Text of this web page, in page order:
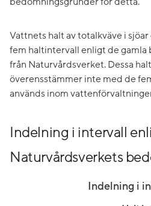
Vattnets halt av totalkväve i
fem haltintervall enligt de
från Naturvårdsverket. Dessa
överensstämmer inte med de
används inom
Indelning i intervall
Naturvårdsverkets
Indelning i